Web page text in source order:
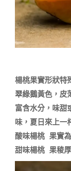
楊桃果實形狀特
翠綠鵝黃色，皮
富含水分，味甜
味，夏日來上一
酸味楊桃 果實